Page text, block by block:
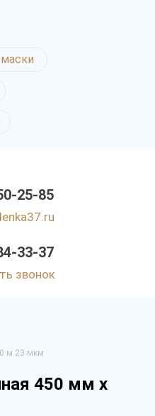
25-85
33-37
звонок
м 23 мкм
450 мм х